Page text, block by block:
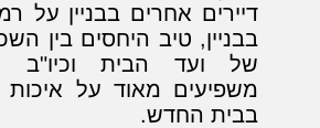
דיירים אחרים בבניין על
בבניין, טיב היחסים בין
של ועד הבית וכיו"ב
משפיעים מאוד על איכות
בבית החדש.